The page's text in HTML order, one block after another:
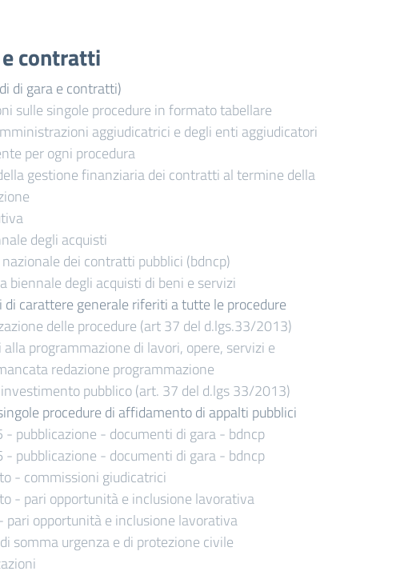
contratti
di gara e contratti)
sulle singole procedure in formato tabellare
aggiudicatrici e degli enti aggiudicatori
per ogni procedura
gestione finanziaria dei contratti al termine della
degli acquisti
dei contratti pubblici (bdncp)
biennale degli acquisti di beni e servizi
carattere generale riferiti a tutte le procedure
delle procedure (art 37 del d.lgs.33/2013)
programmazione di lavori, opere, servizi e
redazione programmazione
pubblico (art. 37 del d.lgs 33/2013)
procedure di affidamento di appalti pubblici
- pubblicazione - documenti di gara - bdncp
- pubblicazione - documenti di gara - bdncp
- commissioni giudicatrici
- pari opportunità e inclusione lavorativa
pari opportunità e inclusione lavorativa
somma urgenza e di protezione civile